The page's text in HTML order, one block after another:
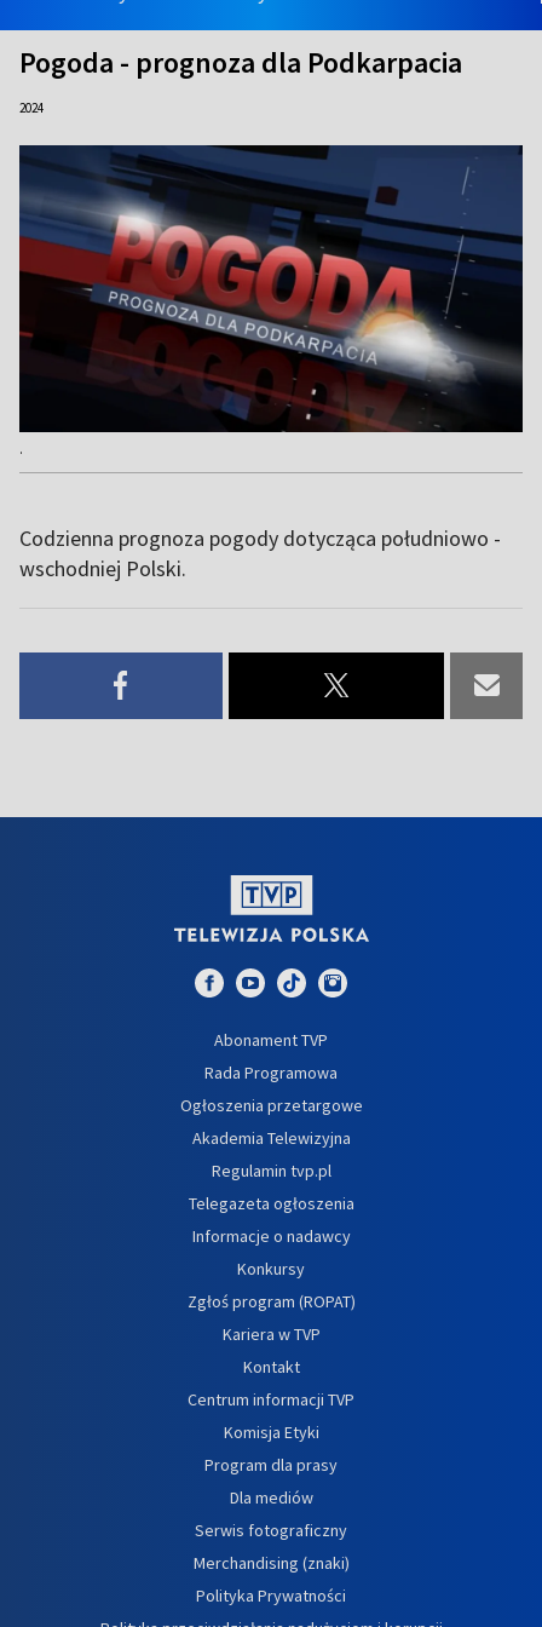
Pogoda - prognoza dla Podkarpacia
2024
.
Codzienna prognoza pogody dotycząca południowo -
wschodniej Polski.
Abonament TVP
Rada Programowa
Ogłoszenia przetargowe
Akademia Telewizyjna
Regulamin tvp.pl
Telegazeta ogłoszenia
Informacje o nadawcy
Konkursy
Zgłoś program (ROPAT)
Kariera w TVP
Kontakt
Centrum informacji TVP
Komisja Etyki
Program dla prasy
Dla mediów
Serwis fotograficzny
Merchandising (znaki)
Polityka Prywatności